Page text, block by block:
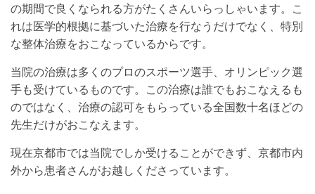
の期間で良くなられる方がたくさんいらっしゃいます。こ
れは医学的根拠に基づいた治療を行なうだけでなく、特別
な整体治療をおこなっているからです。
当院の治療は多くのプロのスポーツ選手、オリンピック選
手も受けているものです。この治療は誰でもおこなえるも
のではなく、治療の認可をもらっている全国数十名ほどの
先生だけがおこなえます。
現在京都市では当院でしか受けることができず、京都市内
外から患者さんがお越しくださっています。